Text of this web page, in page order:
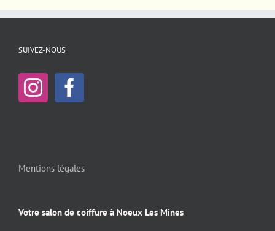
SUIVEZ-NOUS
Mentions légales
Votre salon de coiffure à Noeux Les Mines